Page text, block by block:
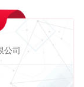
公司